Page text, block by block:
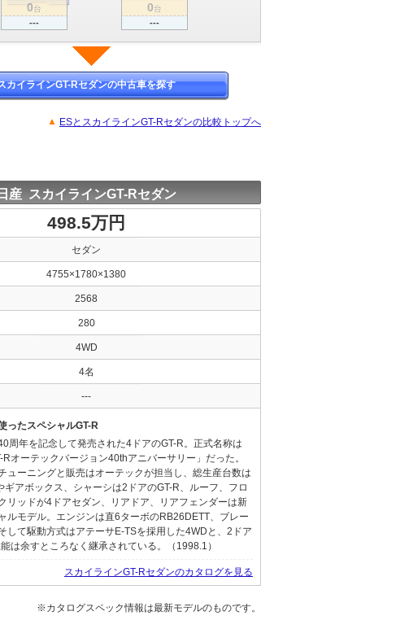
0台
---
0台
---
カイラインGT-Rセダンの中古車を探す
ESとスカイラインGT-Rセダンの比較トップへ
日産 スカイラインGT-Rセダン
498.5万円
セダン
4755×1780×1380
2568
280
4WD
4名
---
ったスペシャルGT-R
周年を記念して発売された4ドアのGT-R。正式名称は
Rオーテックバージョン40thアニバーサリー」だった。
ューニングと販売はオーテックが担当し、総生産台数は
ギアボックス、シャーシは2ドアのGT-R、ルーフ、フロ
リッドが4ドアセダン、リアドア、リアフェンダーは新
ルモデル。エンジンは直6ターボのRB26DETT、ブレー
して駆動方式はアテーサE-TSを採用した4WDと、2ドア
は余すところなく継承されている。（1998.1）
スカイラインGT-Rセダンのカタログを見る
※カタログスペック情報は最新モデルのものです。